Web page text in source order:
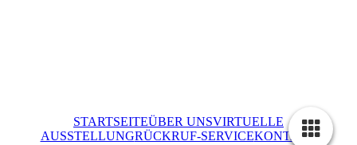
STARTSEITEÜBER UNSVIRTUELLE
AUSSTELLUNGRÜCKRUF-SERVICEKONTAKT